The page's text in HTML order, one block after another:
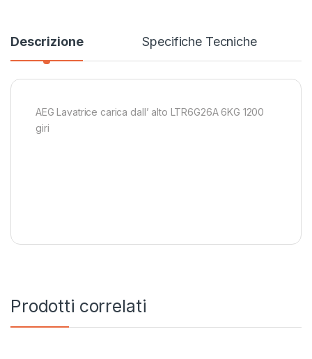
Descrizione Specifiche Tecniche
AEG Lavatrice carica dall’ alto LTR6G26A 6KG 1200
giri
Prodotti correlati